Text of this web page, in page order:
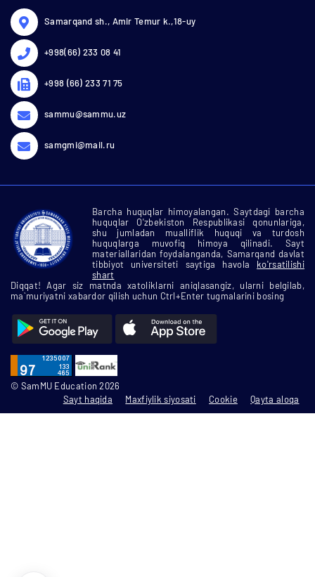
Samarqand sh., Amir Temur k.,18-uy
+998(66) 233 08 41
+998 (66) 233 71 75
sammu@sammu.uz
samgmi@mail.ru
Barcha huquqlar himoyalangan. Saytdagi barcha
huquqlar O'zbekiston Respublikasi qonunlariga,
shu jumladan mualliflik huquqi va turdosh
huquqlarga muvofiq himoya qilinadi. Sayt
materiallaridan foydalanganda, Samarqand davlat
tibbiyot universiteti saytiga havola ko'rsatilishi
shart
Diqqat! Agar siz matnda xatoliklarni aniqlasangiz, ularni belgilab,
ma`muriyatni xabardor qilish uchun Ctrl+Enter tugmalarini bosing
© SamMU Education 2026
Sayt haqida
Maxfiylik siyosati Cookie Qayta aloqa